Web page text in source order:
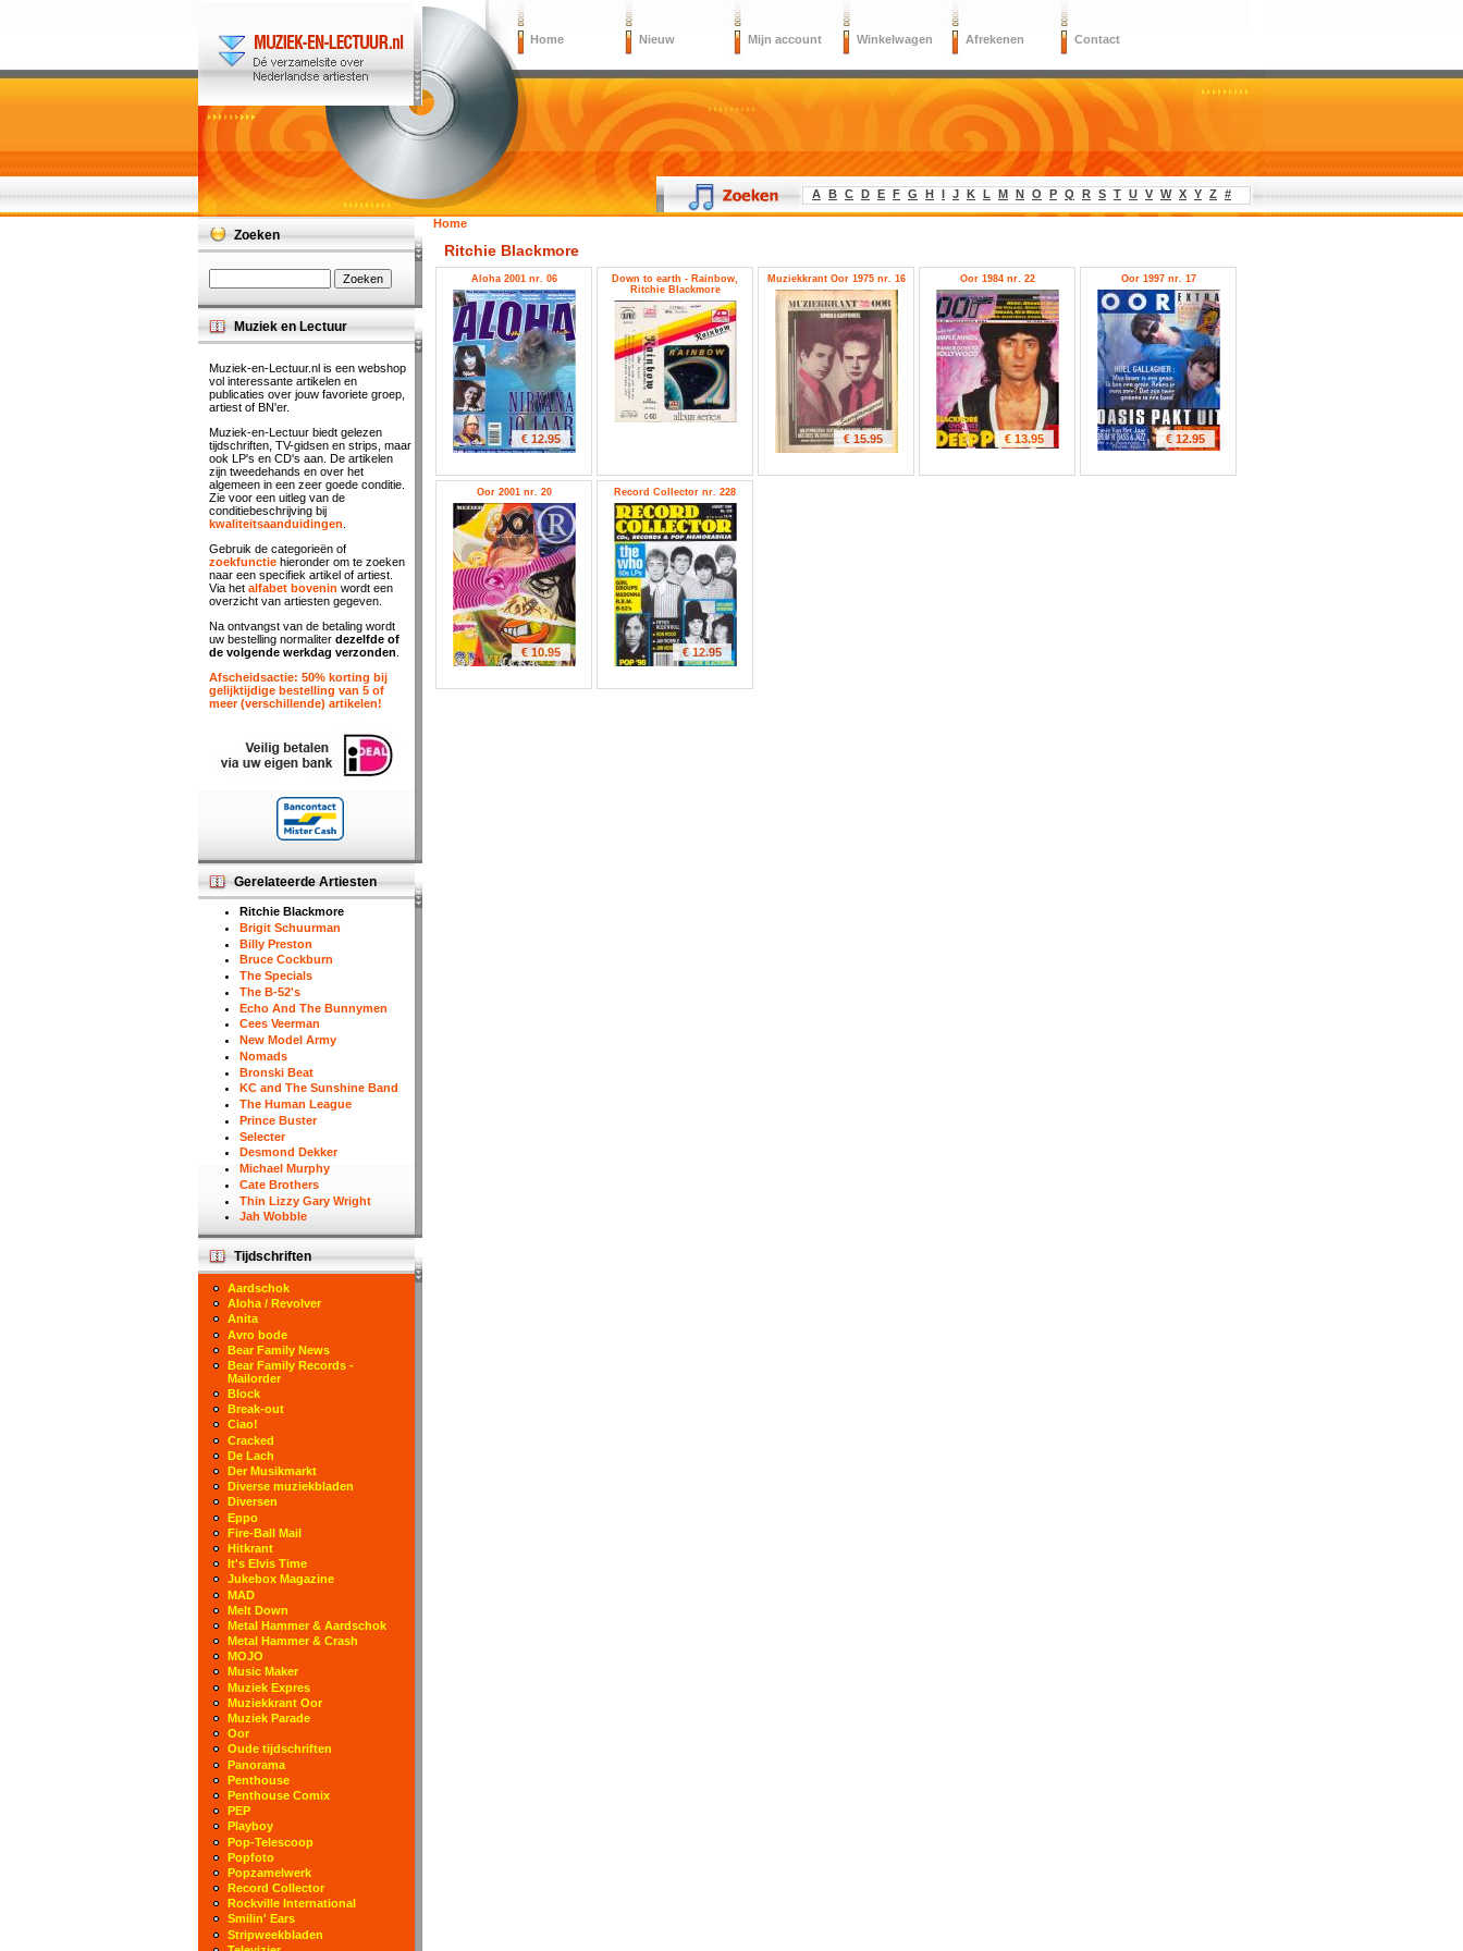
Home Nieuw Mijn account Winkelwagen Afrekenen Contact
A B C D E F G H I J K L M N O P Q R S T U V W X Y Z #
Home
Ritchie Blackmore
Aloha 2001 nr. 06
€ 12.95
Down to earth - Rainbow,
Ritchie Blackmore
Muziekkrant Oor 1975 nr. 16
€ 15.95
Oor 1984 nr. 22
€ 13.95
Oor 1997 nr. 17
€ 12.95
Oor 2001 nr. 20
€ 10.95
Record Collector nr. 228
€ 12.95
Zoeken
Muziek en Lectuur
Muziek-en-Lectuur.nl is een webshop
vol interessante artikelen en
publicaties over jouw favoriete groep,
artiest of BN'er.
Muziek-en-Lectuur biedt gelezen
tijdschriften, TV-gidsen en strips, maar
ook LP's en CD's aan. De artikelen
zijn tweedehands en over het
algemeen in een zeer goede conditie.
Zie voor een uitleg van de
conditiebeschrijving bij
kwaliteitsaanduidingen
Gebruik de categorieën of
zoekfunctie hieronder om te zoeken
naar een specifiek artikel of artiest.
Via het alfabet bovenin wordt een
overzicht van artiesten gegeven.
Na ontvangst van de betaling wordt
uw bestelling normaliter dezelfde of
de volgende werkdag verzonden
Afscheidsactie: 50% korting bij
gelijktijdige bestelling van 5 of
meer (verschillende) artikelen!
Gerelateerde Artiesten
Ritchie Blackmore
Brigit Schuurman
Billy Preston
Bruce Cockburn
The Specials
The B-52's
Echo And The Bunnymen
Cees Veerman
New Model Army
Nomads
Bronski Beat
KC and The Sunshine Band
The Human League
Prince Buster
Selecter
Desmond Dekker
Michael Murphy
Cate Brothers
Thin Lizzy Gary Wright
Jah Wobble
Tijdschriften
Aardschok
Aloha / Revolver
Anita
Avro bode
Bear Family News
Bear Family Records -
Mailorder
Block
Break-out
Ciao!
Cracked
De Lach
Der Musikmarkt
Diverse muziekbladen
Diversen
Eppo
Fire-Ball Mail
Hitkrant
It's Elvis Time
Jukebox Magazine
MAD
Melt Down
Metal Hammer & Aardschok
Metal Hammer & Crash
MOJO
Music Maker
Muziek Expres
Muziekkrant Oor
Muziek Parade
Oor
Oude tijdschriften
Panorama
Penthouse
Penthouse Comix
PEP
Playboy
Pop-Telescoop
Popfoto
Popzamelwerk
Record Collector
Rockville International
Smilin' Ears
Stripweekbladen